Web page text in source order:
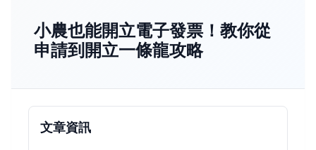
小農也能開立電子發票！教你從
申請到開立一條龍攻略
文章資訊